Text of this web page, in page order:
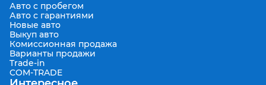
Авто с пробегом
Авто с гарантиями
Новые авто
Выкуп авто
Комиссионная продажа
Варианты продажи
Trade-in
COM-TRADE